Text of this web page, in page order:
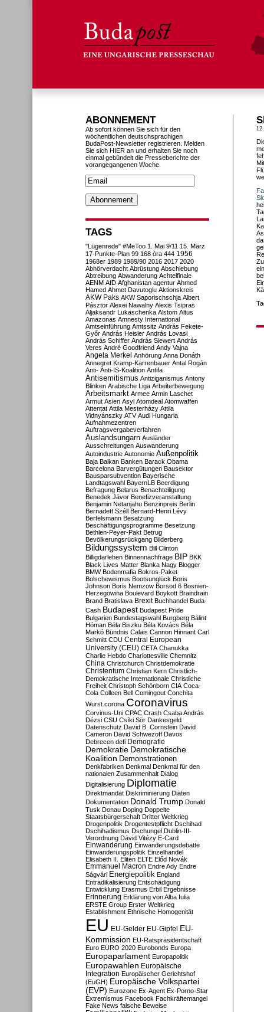
ABONNEMENT
Ab sofort können Sie sich für den
wöchentlichen deutschsprachigen
BudaPost-Newsletter registrieren. Melden
Sie sich HIER an und erhalten Sie noch
einmal gebündelt die Presseberichte der
vorangegangenen Woche.
TAGS
"Lügenrede" #MeToo 1. Mai 9/11 15. März
17-Punkte-Plan 99 168 óra 444 1956
1968er 1989 1989/90 2016 2017 2020
Abhörverdacht Abrüstung Abschiebung
Abtreibung Abwanderung Achtelfinale
AENM AfD Afghanistan agentur Ahmed
Hamed Ahmet Davutoglu Aktionskreis
AKW Paks AKW Saporischschja Albert
Pásztor Alexei Nawalny Alexis Tsipras
Aljaksandr Lukaschenka Alstom Altus
Amazonas Amnesty International
Amtseinführung Amtssitz András Fekete-
Győr András Heisler András Lovasi
András Schiffer András Siewert András
Veres André Goodfriend Andy Vajna
Angela Merkel Anhörung Anna Donáth
Annegret Kramp-Karrenbauer Antal Rogán
Anti- Anti-IS-Koalition Antifa
Antisemitismus Antiziganismus Antony
Blinken Arabische Liga Arbeiterbewegung
Arbeitsmarkt Armee Armin Laschet
Armut Asien Asyl Atomdeal Atomwaffen
Attentat Attila Mesterházy Attila
Vidnyánszky ATV Audi Hungaria
Aufnahmezentren
Auftragsvergabeverfahren
Auslandsungarn Ausländer
Ausschreitungen Auswanderung
Autoindustrie Autonomie Außenpolitik
Baja Balkan Banken Barack Obama
Barcelona Barvergütungen Bausektor
Bausparsubvention Bayerische
Landtagswahl BayernLB Beerdigung
Befragung Belarus Benachteiligung
Benedek Jávor Benefizveranstaltung
Benjamin Netanjahu Benzinpreis Berlin
Bernadett Széll Bernard-Henri Lévy
Bertelsmann Besatzung
Beschäftigungsprogramme Besetzung
Bethlen-Peyer-Pakt Betrug
Bevölkerungsrückgang Bilderberg
Bildungssystem Bill Clinton
Billigdarlehen Binnennachfrage BIP BKK
Black Lives Matter Blanka Nagy Blogger
BMW Bodenmafia Bokros-Paket
Bolschewismus Bootsunglück Boris
Johnson Boris Nemzow Borsod 6 Bosnien-
Herzegowina Boulevard Boykott Braindrain
Brand Bratislava Brexit Buchhandel Buda-
Cash Budapest Budapest Pride
Bulgarien Bundestagswahl Burgberg Bálint
Hóman Béla Biszku Béla Kovács Béla
Markó Bündnis Calais Cannon Hinnant Carl
Schmitt CDU Central European
University (CEU) CETA Chanukka
Charlie Hebdo Charlottesville Chemnitz
China Christchurch Christdemokratie
Christentum Christian Kern Christlich-
Demokratische Internationale Christliche
Freiheit Christoph Schönborn CIA Coca-
Cola Colleen Bell Comingout Conchita
Wurst corona Coronavirus
Corvinus-Uni CPAC Crash Csaba András
Dézsi CSU Csíki Sör Dankesgeld
Datenschutz David B. Cornstein David
Cameron David Schwezoff Davos
Debrecen defi Demografie
Demokratie Demokratische
Koalition Demonstrationen
Denkfabriken Denkmal Denkmal für den
nationalen Zusammenhalt Dialog
Digitalisierung Diplomatie
Direktmandat Diskriminierung Diäten
Dokumentation Donald Trump Donald
Tusk Donau Doping Doppelte
Staatsbürgerschaft Dritter Weltkrieg
Drogenpolitik Drogentestpflicht Dschihad
Dschihadismus Dschungel Dublin-III-
Verordnung Dávid Vitézy E-Card
Einwanderung Einwanderungsdebatte
Einwanderungspolitik Einzelhandel
Elisabeth II. Eliten ELTE Előd Novák
Emmanuel Macron Endre Ady Endre
Ságvári Energiepolitik England
Entradikalisierung Entschädigung
Entwicklung Erasmus Erbil Ergebnisse
Erinnerung Erklärung von Alba Iulia
ERSTE Group Erster Weltkrieg
Establishment Ethnische Homogenität
EU EU-Gelder EU-Gipfel EU-
Kommission EU-Ratspräsidentschaft
Euro EURO 2020 Eurobonds Europa
Europaparlament Europapolitik
Europawahlen Europäische
Integration Europäischer Gerichtshof
(EuGH) Europäische Volkspartei
(EVP) Eurozone Ex-Agent Ex-Porno-Star
Extremismus Facebook Fachkräftemangel
Fake News falsche Beweise